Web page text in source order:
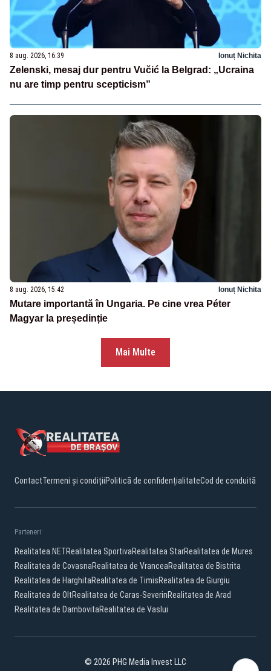
8 aug. 2026, 16:39 Ionuț Nichita
Zelenski, mesaj dur pentru Vučić la Belgrad: „Ucraina
nu are timp pentru scepticism”
8 aug. 2026, 15:42 Ionuț Nichita
Mutare importantă în Ungaria. Pe cine vrea Péter
Magyar la președinție
Mai Multe
ContactTermeni și condițiiPolitică de confidențialitateCod de conduită
Parteneri:
Realitatea.NETRealitatea SportivaRealitatea StarRealitatea de Mures
Realitatea de CovasnaRealitatea de VranceaRealitatea de Bistrita
Realitatea de HarghitaRealitatea de TimisRealitatea de Giurgiu
Realitatea de OltRealitatea de Caras-SeverinRealitatea de Arad
Realitatea de DambovitaRealitatea de Vaslui
© 2026 PHG Media Invest LLC